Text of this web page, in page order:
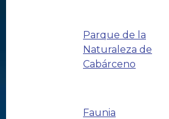
Parque de la
Naturaleza de
Cabárceno
Faunia